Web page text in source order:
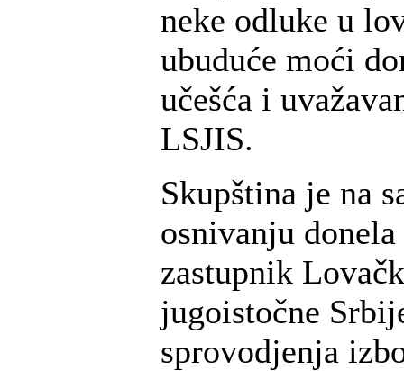
neke odluke u
ubuduće moći
učešća i
LSJIS.
Skupština je na
osnivanju
zastupnik
jugoistočne
sprovodjenja